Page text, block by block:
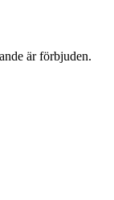
är förbjuden.